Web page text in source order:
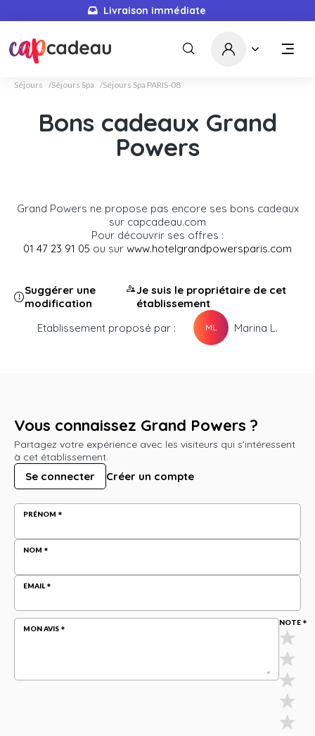
Livraison immédiate
Séjours Séjours Spa Séjours Spa PARIS-08
Bons cadeaux Grand
Powers
Grand Powers ne propose pas encore ses bons cadeaux
sur capcadeau.com
Pour découvrir ses offres :
01 47 23 91 05 ou sur www.hotelgrandpowersparis.com
Suggérer une
modification
Je suis le propriétaire de cet
établissement
Etablissement proposé par :
ML Marina L.
Vous connaissez Grand Powers ?
Partagez votre expérience avec les visiteurs qui s'intéressent
à cet établissement.
Se connecter Créer un compte
PRÉNOM
NOM
EMAIL
MON AVIS
NOTE